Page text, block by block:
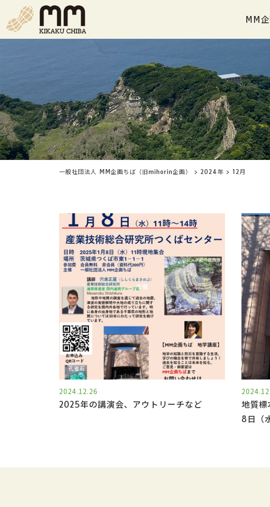
MM
一般社団法人 MM企画ちば（旧mihorin企画） > 2024年 > 12月
2024.12.26
2025年の講演会、アウトリーチなど
地質
8日（